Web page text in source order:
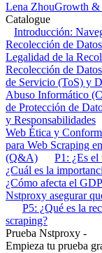
Lena ZhouGrowth &
Catalogue
Introducción:
Recolección de Datos
Legalidad de la
Recolección de
de Servicio (ToS) y
Abuso Informático
de Protección de
y Responsabilidades
Web Ética y
para Web Scraping
(Q&A)
P1: ¿Es el
¿Cuál es la
¿Cómo afecta el
Nstproxy asegurar
P5: ¿Qué es la
scraping?
Prueba Nstproxy -
Empieza tu prueba